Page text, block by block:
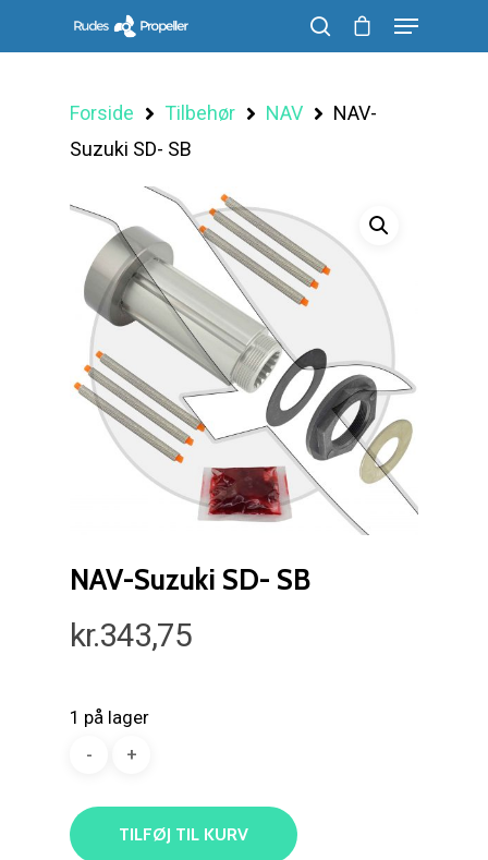
Forside Tilbehør NAV
NAV-
Suzuki SD- SB
NAV-Suzuki SD- SB
kr.343,75
1 på lager
TILFØJ TIL KURV